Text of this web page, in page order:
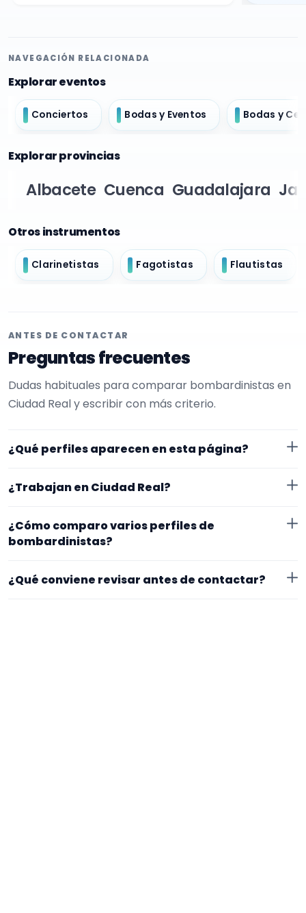
NAVEGACIÓN RELACIONADA
Explorar eventos
Conciertos Bodas y Eventos Bodas y
Explorar provincias
Albacete Cuenca Guadalajara
Otros instrumentos
Clarinetistas Fagotistas Flautistas
ANTES DE CONTACTAR
Preguntas frecuentes
Dudas habituales para comparar bombardinistas en
Ciudad Real y escribir con más criterio.
¿Qué perfiles aparecen en esta página?
en EncuentraMúsico. Además, la página se centra en
¿Trabajan en Ciudad Real?
en Ciudad Real. Aun así, conviene confirmar lugar
de cerrar nada.
¿Cómo comparo varios perfiles de
bombardinistas?
Compara especialidad principal, experiencia, vídeos o
audios, ubicación y claridad del perfil. Un mensaje
¿Qué conviene revisar antes de contactar?